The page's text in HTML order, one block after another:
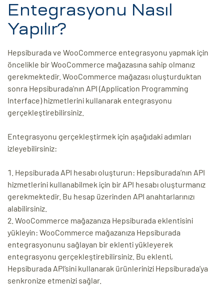
Entegrasyonu Nasıl
Yapılır?
Hepsiburada ve WooCommerce entegrasyonu yapmak için
öncelikle bir WooCommerce mağazasına sahip olmanız
gerekmektedir. WooCommerce mağazası oluşturduktan
sonra Hepsiburada’nın API (Application Programming
Interface) hizmetlerini kullanarak entegrasyonu
gerçekleştirebilirsiniz.
Entegrasyonu gerçekleştirmek için aşağıdaki adımları
izleyebilirsiniz:
Hepsiburada API hesabı oluşturun: Hepsiburada’nın API
hizmetlerini kullanabilmek için bir API hesabı oluşturmanız
gerekmektedir. Bu hesap üzerinden API anahtarlarınızı
alabilirsiniz.
WooCommerce mağazanıza Hepsiburada eklentisini
yükleyin: WooCommerce mağazanıza Hepsiburada
entegrasyonunu sağlayan bir eklenti yükleyerek
entegrasyonu gerçekleştirebilirsiniz. Bu eklenti,
Hepsiburada API’sini kullanarak ürünlerinizi Hepsiburada’ya
senkronize etmenizi sağlar.